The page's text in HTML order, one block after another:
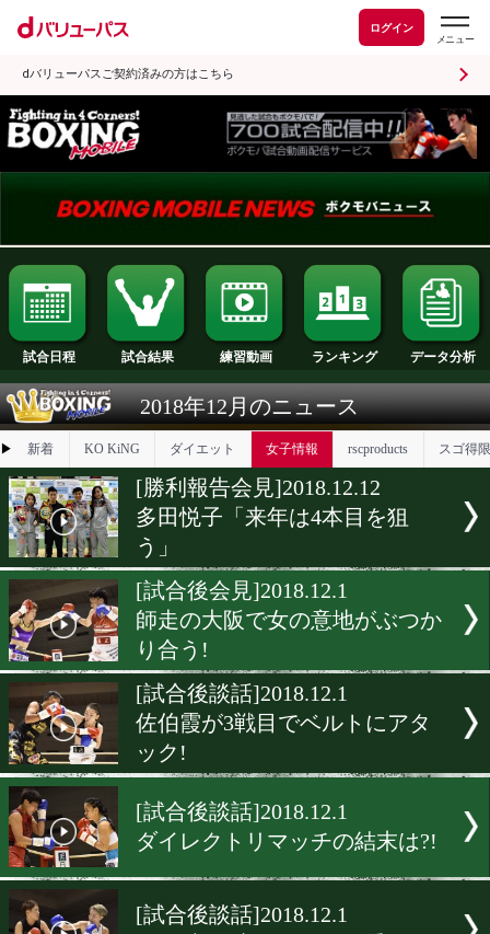
ログイン
dバリューパスご契約済みの方はこちら
試合日程 試合結果 練習動画 ランキング
2018年12月のニュース
▶ 新着 KO KiNG
[勝利報告会見]2018.12.12
多田悦子「来年は4本目を
う」
[試合後会見]2018.12.1
師走の大阪で女の意地がぶ
り合う!
[試合後談話]2018.12.1
佐伯霞が3戦目でベルトに
ック!